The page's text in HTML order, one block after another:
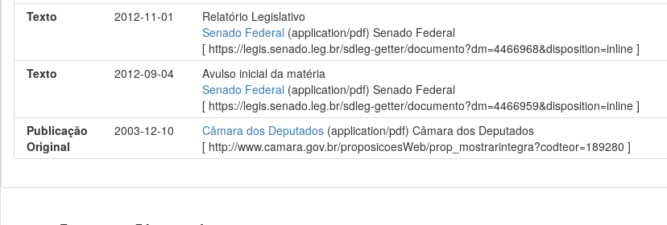
Texto
2012-11-01
Relatório Legislativo
Senado Federal (application/pdf) Senado Federal
[ https://legis.senado.leg.br/sdleg-getter/documento?dm=4466968&disposition=inline ]
Texto
2012-09-04
Avulso inicial da matéria
Senado Federal (application/pdf) Senado Federal
[ https://legis.senado.leg.br/sdleg-getter/documento?dm=4466959&disposition=inline ]
Publicação
Original
2003-12-10 Câmara dos Deputados (application/pdf) Câmara dos Deputados
[ http://www.camara.gov.br/proposicoesWeb/prop_mostrarintegra?codteor=189280 ]